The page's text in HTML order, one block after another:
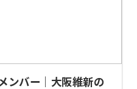
ンバー｜大阪維新の